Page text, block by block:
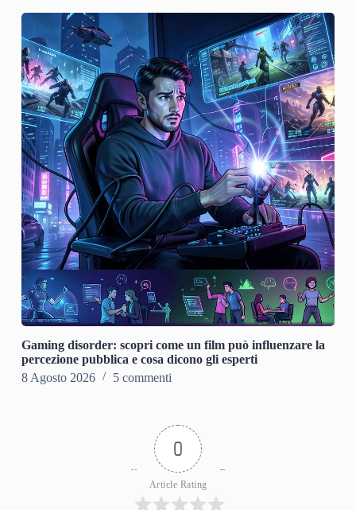
Gaming disorder: scopri come un film può influenzare la
percezione pubblica e cosa dicono gli esperti
8 Agosto 2026
5 commenti
0
Article Rating